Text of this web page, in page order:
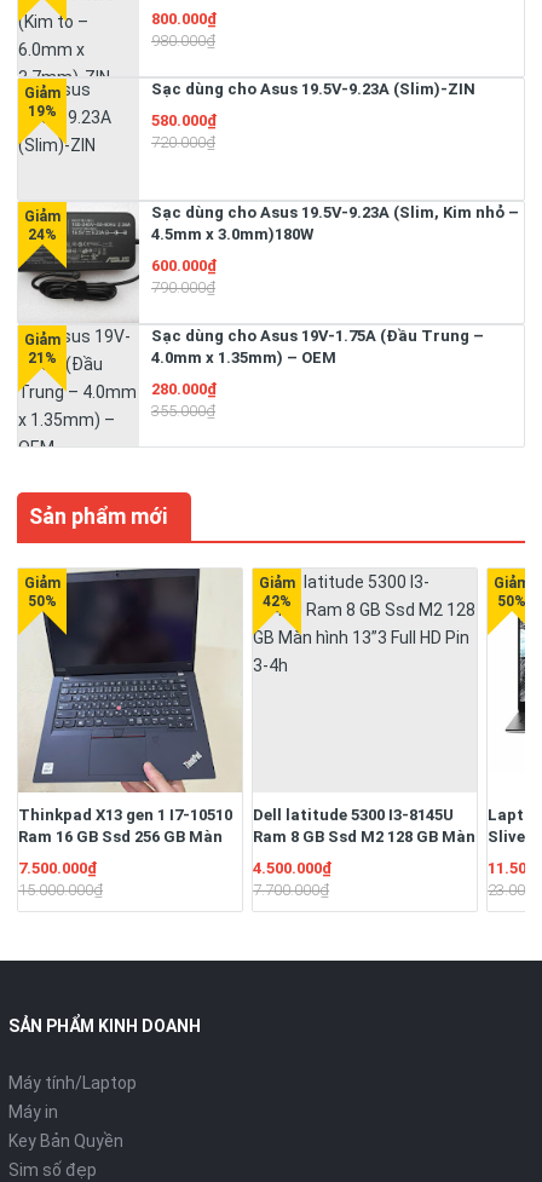
x 3.7mm)-ZIN
800.000₫
Sạc dùng cho Asus 19.5V-9.23A (Slim)-ZIN
580.000₫
Sạc dùng cho Asus 19.5V-9.23A (Slim, Kim nhỏ –
4.5mm x 3.0mm)180W
600.000₫
Sạc dùng cho Asus 19V-1.75A (Đầu Trung –
4.0mm x 1.35mm) – OEM
280.000₫
Sản phẩm mới
Thinkpad X13 gen 1 I7-10510
Ram 16 GB Ssd 256 GB Màn
13.3" Full HD Ngoại hình đẹp
7.500.000₫
15.000.000₫
Dell latitude 5300 I3-8145U
Ram 8 GB Ssd M2 128 GB Màn
hình 13”3 Full HD Pin 3-4h
4.500.000₫
7.700.000₫
Laptop
Sliver/
16G/
Máy tính/Laptop
Máy in
Key Bản Quyền